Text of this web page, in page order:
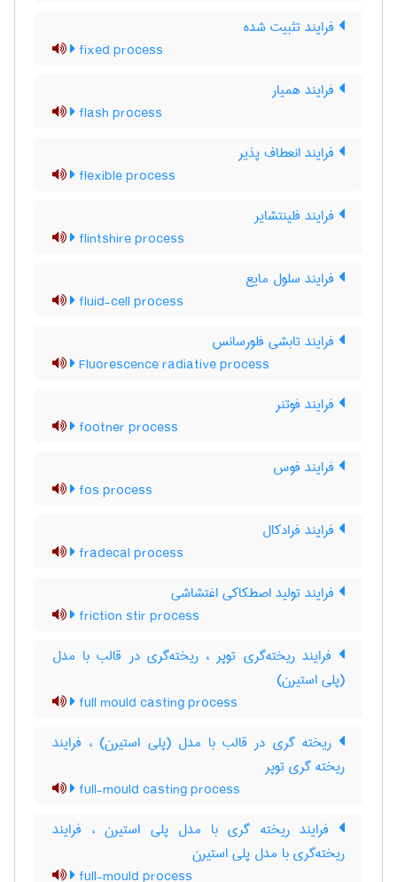
فرایند تثبیت شده
fixed process
فرایند همیار
flash process
فرایند انعطاف پذیر
flexible process
فرایند فلینتشایر
flintshire process
فرایند سلول مایع
fluid-cell process
فرایند تابشی فلورسانس
Fluorescence radiative process
فرایند فوتنر
footner process
فرایند فوس
fos process
فرایند فرادکال
fradecal process
فرایند تولید اصطکاکی اغتشاشی
friction stir process
فرایند ریخته‌گری توپر ، ریخته‌گری در قالب با مدل
(پلی استیرن)
full mould casting process
ریخته گری در قالب با مدل (پلی استیرن) ، فرایند
ریخته گری توپر
full-mould casting process
فرایند ریخته گری با مدل پلی استیرن ، فرایند
ریخته‌گری با مدل پلی استیرن
full-mould process